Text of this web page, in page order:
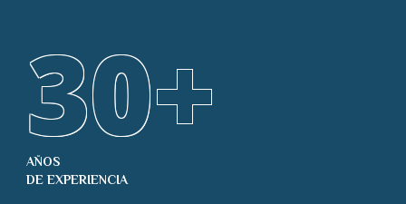
30+
AÑOS
DE EXPERIENCIA